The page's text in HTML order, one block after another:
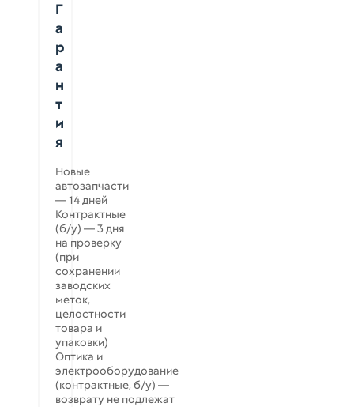
Г
а
р
а
н
т
и
я
Новые
автозапчасти
— 14 дней
Контрактные
(б/у) — 3 дня
на проверку
(при
сохранении
заводских
меток,
целостности
товара и
упаковки)
Оптика и
электрооборудование
(контрактные, б/у) —
возврату не подлежат